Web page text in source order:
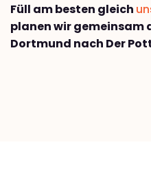
Füll am besten gleich
planen wir gemeinsam
Dortmund nach Der